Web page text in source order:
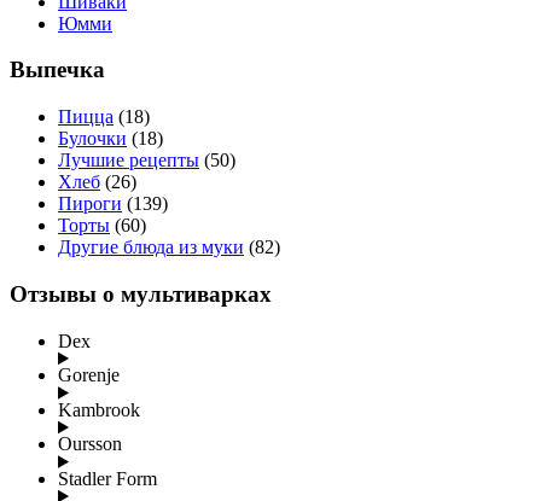
Юмми
Выпечка
Пицца (18)
Булочки (18)
Лучшие рецепты (50)
Хлеб (26)
Пироги (139)
Торты (60)
Другие блюда из муки (82)
Отзывы о мультиварках
Dex
Gorenje
Kambrook
Oursson
Stadler Form